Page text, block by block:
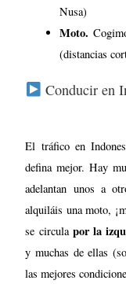
adelantan unos a
alquiláis una moto,
se circulapor la
y muchas de ellas
Una de las cosas
era pensar que
para moverse por
cogido nunca antes
últimas
Tengo que
moverte a tu aire sin